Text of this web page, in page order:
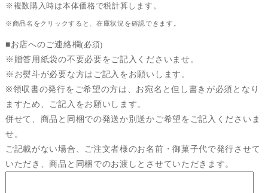
※複数購入時は本体価格で税計算します。
※商品名をクリックすると、在庫状況を確認できます。
■お店へのご連絡欄(必須)
※贈答用紙袋の不要必要をご記入くださいませ。
※お熨斗が必要な方はご記入をお願いします。
※領収書の発行をご希望の方は、お宛名と但し書きが必須となり
ますため、ご記入をお願いします。
併せて、商品と同梱での発送か別送かご希望をご記入くださいま
せ。
ご記載がない場合、ご注文者様のお名前・御菓子代で発行させて
いただき、商品と同梱でのお渡しとさせていただきます。